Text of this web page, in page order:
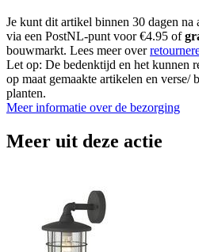
Je kunt dit artikel binnen 30 dagen na
via een PostNL-punt voor €4.95 of
bouwmarkt. Lees meer over
Let op: De bedenktijd en het kunnen
op maat gemaakte artikelen en verse/
planten.
Meer informatie over de bezorging
Meer uit deze actie